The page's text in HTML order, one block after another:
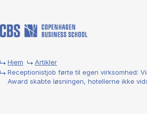
Hjem
Artikler
Receptionistjob førte til egen virksomhed:
Award skabte løsningen, hotellerne ikke